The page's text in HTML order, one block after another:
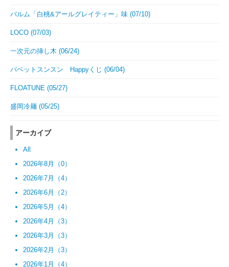
パルム「白桃&アールグレイティー」味 (07/10)
LOCO (07/03)
一次元の挿し木 (06/24)
パペットスンスン Happyくじ (06/04)
FLOATUNE (05/27)
盛岡冷麺 (05/25)
アーカイブ
All
2026年8月（0）
2026年7月（4）
2026年6月（2）
2026年5月（4）
2026年4月（3）
2026年3月（3）
2026年2月（3）
2026年1月（4）